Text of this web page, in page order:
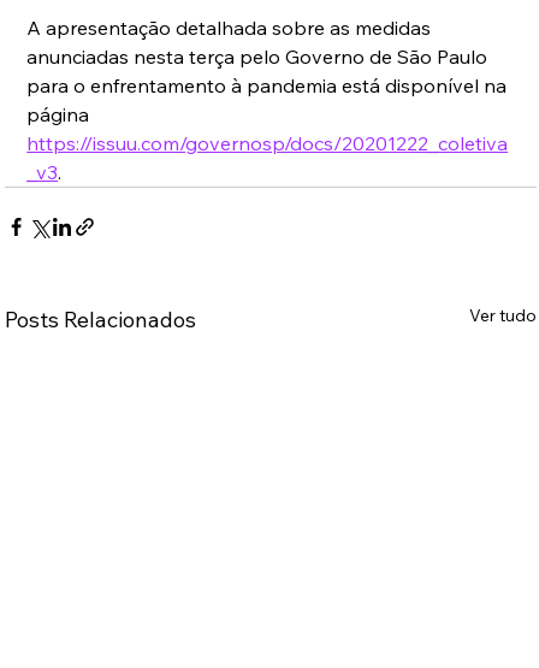
A apresentação detalhada sobre as medidas
anunciadas nesta terça pelo Governo de São Paulo
para o enfrentamento à pandemia está disponível na
página
https://issuu.com/governosp/docs/20201222_coletiva
_v3.
Posts Relacionados Ver tudo